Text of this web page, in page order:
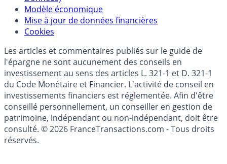
Données)
Modèle économique
Mise à jour de données financières
Cookies
Les articles et commentaires publiés sur le guide de
l'épargne ne sont aucunement des conseils en
investissement au sens des articles L. 321-1 et D. 321-1
du Code Monétaire et Financier. L'activité de conseil en
investissements financiers est réglementée. Afin d'être
conseillé personnellement, un conseiller en gestion de
patrimoine, indépendant ou non-indépendant, doit être
consulté. © 2026 FranceTransactions.com - Tous droits